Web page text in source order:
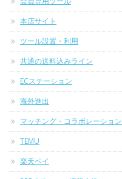
本店サイト
ツール設置・利用
共通の送料込みライン
ECステーション
海外進出
マッチング・コラボレーション
TEMU
楽天ペイ